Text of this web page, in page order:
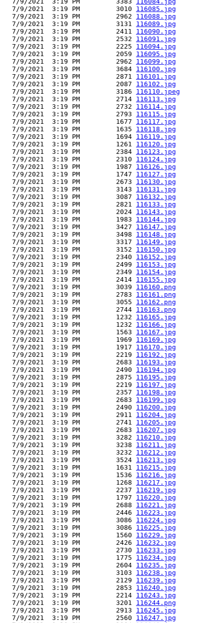
  7/9/2021  3:19 PM         3010
116085.jpg
  7/9/2021  3:19 PM         2962
116088.jpg
  7/9/2021  3:19 PM         3131
116089.jpg
  7/9/2021  3:19 PM         2411
116090.jpg
  7/9/2021  3:19 PM         2532
116091.jpg
  7/9/2021  3:19 PM         2225
116094.jpg
  7/9/2021  3:19 PM         2059
116095.jpg
  7/9/2021  3:19 PM         2962
116099.jpg
  7/9/2021  3:19 PM         3684
116100.jpg
  7/9/2021  3:19 PM         2871
116101.jpg
  7/9/2021  3:19 PM         2087
116102.jpg
  7/9/2021  3:19 PM         3186
116110.jpeg
  7/9/2021  3:19 PM         2714
116113.jpg
  7/9/2021  3:19 PM         2732
116114.jpg
  7/9/2021  3:19 PM         2793
116115.jpg
  7/9/2021  3:19 PM         1677
116117.jpg
  7/9/2021  3:19 PM         1635
116118.jpg
  7/9/2021  3:19 PM         1694
116119.jpg
  7/9/2021  3:19 PM         1261
116120.jpg
  7/9/2021  3:19 PM         2384
116123.jpg
  7/9/2021  3:19 PM         2310
116124.jpg
  7/9/2021  3:19 PM         1987
116126.jpg
  7/9/2021  3:19 PM         1747
116127.jpg
  7/9/2021  3:19 PM         2673
116130.jpg
  7/9/2021  3:19 PM         3143
116131.jpg
  7/9/2021  3:19 PM         3087
116132.jpg
  7/9/2021  3:19 PM         2821
116133.jpg
  7/9/2021  3:19 PM         2024
116143.jpg
  7/9/2021  3:19 PM         1983
116144.jpg
  7/9/2021  3:19 PM         3427
116147.jpg
  7/9/2021  3:19 PM         3498
116148.jpg
  7/9/2021  3:19 PM         3317
116149.jpg
  7/9/2021  3:19 PM         3152
116150.jpg
  7/9/2021  3:19 PM         2340
116152.jpg
  7/9/2021  3:19 PM         2499
116153.jpg
  7/9/2021  3:19 PM         2349
116154.jpg
  7/9/2021  3:19 PM         2414
116155.jpg
  7/9/2021  3:19 PM         3039
116160.png
  7/9/2021  3:19 PM         2783
116161.png
  7/9/2021  3:19 PM         3055
116162.png
  7/9/2021  3:19 PM         2744
116163.png
  7/9/2021  3:19 PM         1232
116165.jpg
  7/9/2021  3:19 PM         1232
116166.jpg
  7/9/2021  3:19 PM         1563
116167.jpg
  7/9/2021  3:19 PM         1969
116169.jpg
  7/9/2021  3:19 PM         1917
116170.jpg
  7/9/2021  3:19 PM         2219
116192.jpg
  7/9/2021  3:19 PM         2683
116193.jpg
  7/9/2021  3:19 PM         2490
116194.jpg
  7/9/2021  3:19 PM         2875
116195.jpg
  7/9/2021  3:19 PM         2219
116197.jpg
  7/9/2021  3:19 PM         2357
116198.jpg
  7/9/2021  3:19 PM         2683
116199.jpg
  7/9/2021  3:19 PM         2490
116200.jpg
  7/9/2021  3:19 PM         2911
116204.jpg
  7/9/2021  3:19 PM         2741
116205.jpg
  7/9/2021  3:19 PM         2683
116207.jpg
  7/9/2021  3:19 PM         3282
116210.jpg
  7/9/2021  3:19 PM         3238
116211.jpg
  7/9/2021  3:19 PM         3232
116212.jpg
  7/9/2021  3:19 PM         3524
116213.jpg
  7/9/2021  3:19 PM         1631
116215.jpg
  7/9/2021  3:19 PM         1536
116216.jpg
  7/9/2021  3:19 PM         1268
116217.jpg
  7/9/2021  3:19 PM         2237
116219.jpg
  7/9/2021  3:19 PM         1797
116220.jpg
  7/9/2021  3:19 PM         2688
116221.jpg
  7/9/2021  3:19 PM         2446
116223.jpg
  7/9/2021  3:19 PM         3086
116224.jpg
  7/9/2021  3:19 PM         3086
116225.jpg
  7/9/2021  3:19 PM         1560
116229.jpg
  7/9/2021  3:19 PM         2426
116232.jpg
  7/9/2021  3:19 PM         2730
116233.jpg
  7/9/2021  3:19 PM         1775
116234.jpg
  7/9/2021  3:19 PM         2604
116235.jpg
  7/9/2021  3:19 PM         3103
116238.jpg
  7/9/2021  3:19 PM         2129
116239.jpg
  7/9/2021  3:19 PM         2853
116240.jpg
  7/9/2021  3:19 PM         2214
116243.jpg
  7/9/2021  3:19 PM         3201
116244.png
  7/9/2021  3:19 PM         2913
116245.jpg
  7/9/2021  3:19 PM         2560
116247.jpg